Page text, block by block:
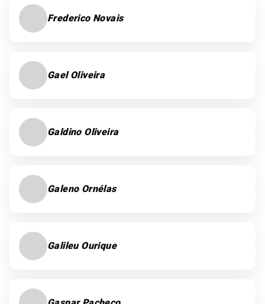
Frederico Novais
Gael Oliveira
Galdino Oliveira
Galeno Ornélas
Galileu Ourique